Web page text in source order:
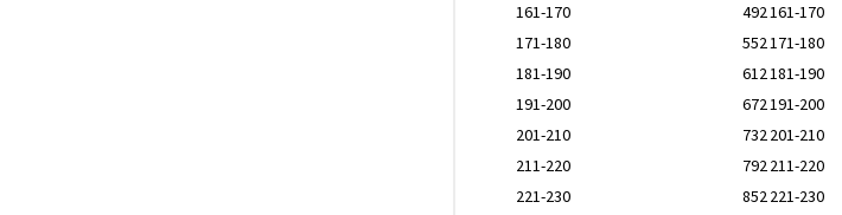
161-170
492161-170
171-180
552171-180
181-190
612181-190
191-200
672191-200
201-210
732201-210
211-220
792211-220
221-230
852221-230